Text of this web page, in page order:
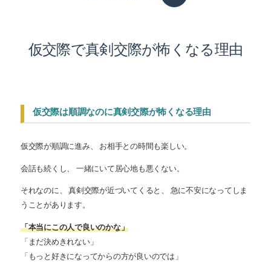
仮交際で真剣交際が怖くなる理由
仮交際は順調なのに真剣交際が怖くなる理由
仮交際が順調に進み、 お相手との時間も楽しい。
会話も続くし、 一緒にいて居心地も悪くない。
それなのに、 真剣交際が近づいてくると、 急に不安になってしま
うことがあります。
「本当にこの人で良いのかな」
「まだ決めきれない」
「もっと好きになってからの方が良いのでは」